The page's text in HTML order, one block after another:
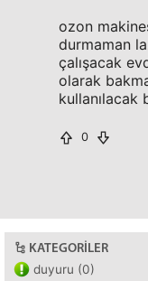
ozon
durmaman
çalışacak
olarak
kullanılacak
0
KATEGORILER
duyuru (0)